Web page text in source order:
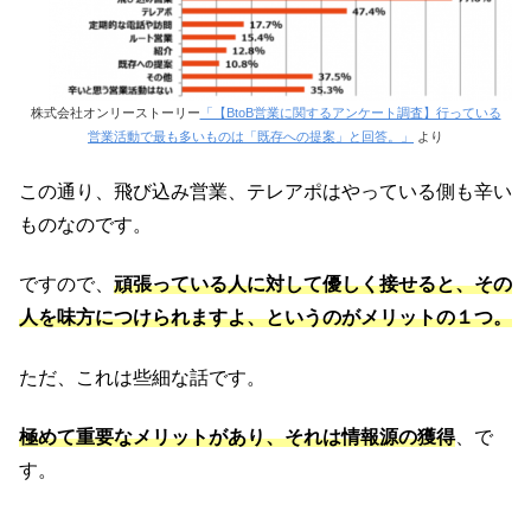
株式会社オンリーストーリー 「【BtoB営業に関するアンケート調査】行っている
営業活動で最も多いものは「既存への提案」と回答。」
より
この通り、飛び込み営業、テレアポはやっている側も辛い
ものなのです。
ですので、 頑張っている人に対して優しく接せると、その
人を味方につけられますよ、というのがメリットの１つ。
ただ、これは些細な話です。
極めて重要なメリットがあり、それは情報源の獲得、で
す。